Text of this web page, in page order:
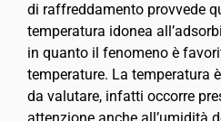
di raffreddamento provvede
temperatura idonea
in quanto il fenomeno è
temperature. La temperatura
da valutare, infatti occorre